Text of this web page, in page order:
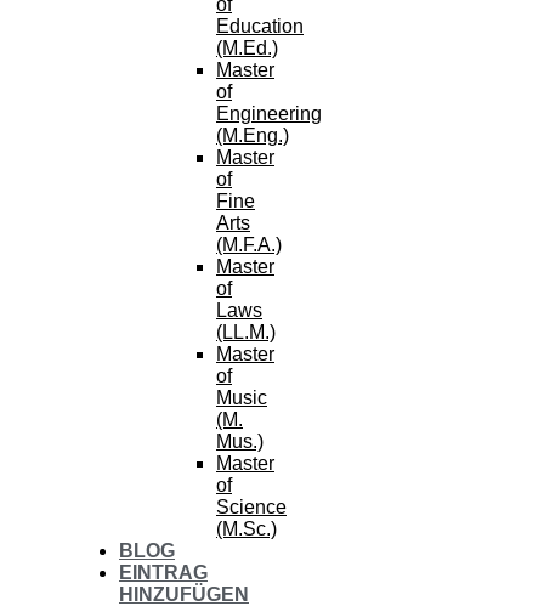
of
Education
(M.Ed.)
Master
of
Engineering
(M.Eng.)
Master
of
Fine
Arts
(M.F.A.)
Master
of
Laws
(LL.M.)
Master
of
Music
(M.
Mus.)
Master
of
Science
(M.Sc.)
BLOG
EINTRAG
HINZUFÜGEN